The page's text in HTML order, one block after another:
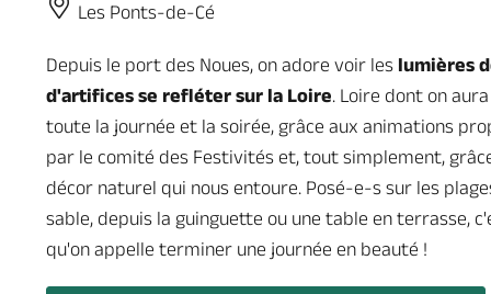
Les Ponts-de-Cé
Depuis le port des Noues, on adore voir les lumières
d'artifices se refléter sur la Loire. Loire dont on
toute la journée et la soirée, grâce aux animations
par le comité des Festivités et, tout simplement,
décor naturel qui nous entoure. Posé-e-s sur les
sable, depuis la guinguette ou une table en terrasse,
qu'on appelle terminer une journée en beauté !